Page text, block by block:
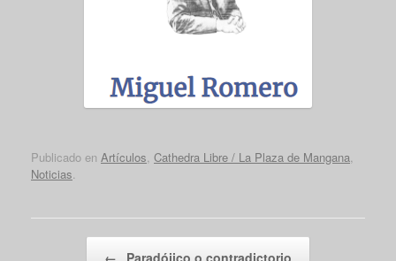
Publicado en Artículos Cathedra Libre / La Plaza de Mangana
Noticias
← Paradójico o contradictorio